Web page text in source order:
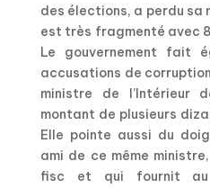
des élections, a perdu
est très fragmenté avec
Le gouvernement fait
accusations de
ministre de l’Intérieur
montant de plusieurs
Elle pointe aussi du
ami de ce même
fisc et qui fournit au